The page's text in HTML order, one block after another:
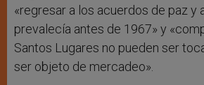
«regresar a los acuerdos de paz y
prevalecía antes de 1967» y
Santos Lugares no pueden ser
ser objeto de mercadeo».